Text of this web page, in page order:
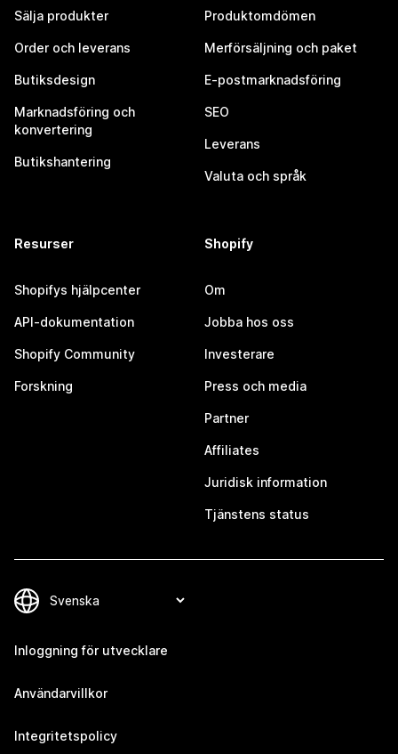
Sälja produkter
Order och leverans
Butiksdesign
Marknadsföring och
konvertering
Butikshantering
Produktomdömen
Merförsäljning och paket
E-postmarknadsföring
SEO
Leverans
Valuta och språk
Resurser
Shopifys hjälpcenter
API-dokumentation
Shopify Community
Forskning
Shopify
Om
Jobba hos oss
Investerare
Press och media
Partner
Affiliates
Juridisk information
Tjänstens status
Inloggning för utvecklare
Användarvillkor
Integritetspolicy